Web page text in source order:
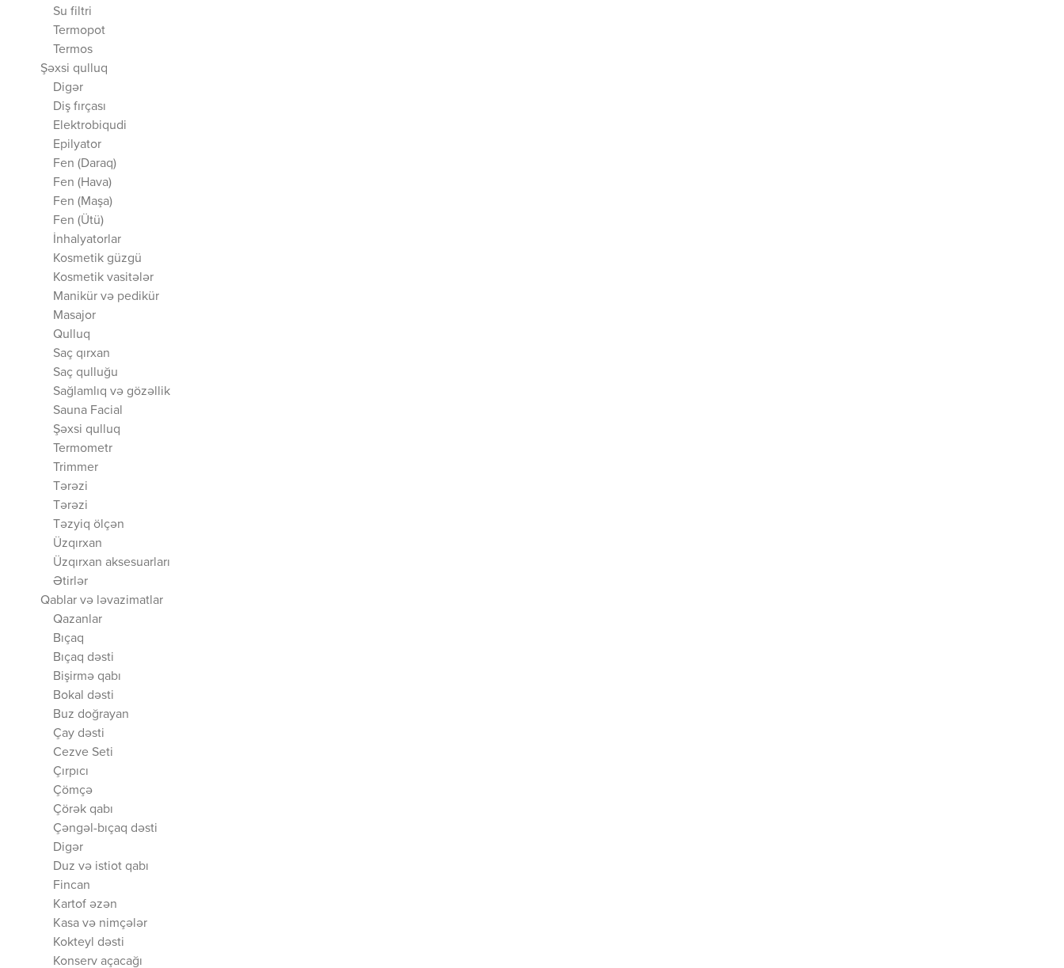
Su filtri
Termopot
Termos
Şəxsi qulluq
Digər
Diş fırçası
Elektrobiqudi
Epilyator
Fen (Daraq)
Fen (Hava)
Fen (Maşa)
Fen (Ütü)
İnhalyatorlar
Kosmetik güzgü
Kosmetik vasitələr
Manikür və pedikür
Masajor
Qulluq
Saç qırxan
Saç qulluğu
Sağlamlıq və gözəllik
Sauna Facial
Şəxsi qulluq
Termometr
Trimmer
Tərəzi
Tərəzi
Təzyiq ölçən
Üzqırxan
Üzqırxan aksesuarları
Ətirlər
Qablar və ləvazimatlar
Qazanlar
Bıçaq
Bıçaq dəsti
Bişirmə qabı
Bokal dəsti
Buz doğrayan
Çay dəsti
Cezve Seti
Çırpıcı
Çömçə
Çörək qabı
Çəngəl-bıçaq dəsti
Digər
Duz və istiot qabı
Fincan
Kartof əzən
Kasa və nimçələr
Kokteyl dəsti
Konserv açacağı